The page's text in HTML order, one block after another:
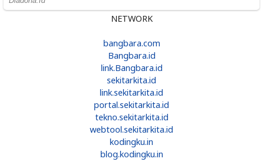
NETWORK
bangbara.com
Bangbara.id
link.Bangbara.id
sekitarkita.id
link.sekitarkita.id
portal.sekitarkita.id
tekno.sekitarkita.id
webtool.sekitarkita.id
kodingku.in
blog.kodingku.in